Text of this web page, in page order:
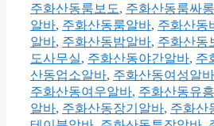
주화산동룸보도, 주화산동룸싸롱
알바, 주화산동룸알바, 주화산동
알바, 주화산동밤알바, 주화산동
도사무실, 주화산동야간알바, 주
산동업소알바, 주화산동여성알바
주화산동여우알바, 주화산동유흥
알바, 주화산동장기알바, 주화산